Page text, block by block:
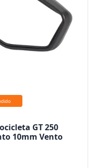
GT 250
10mm Vento